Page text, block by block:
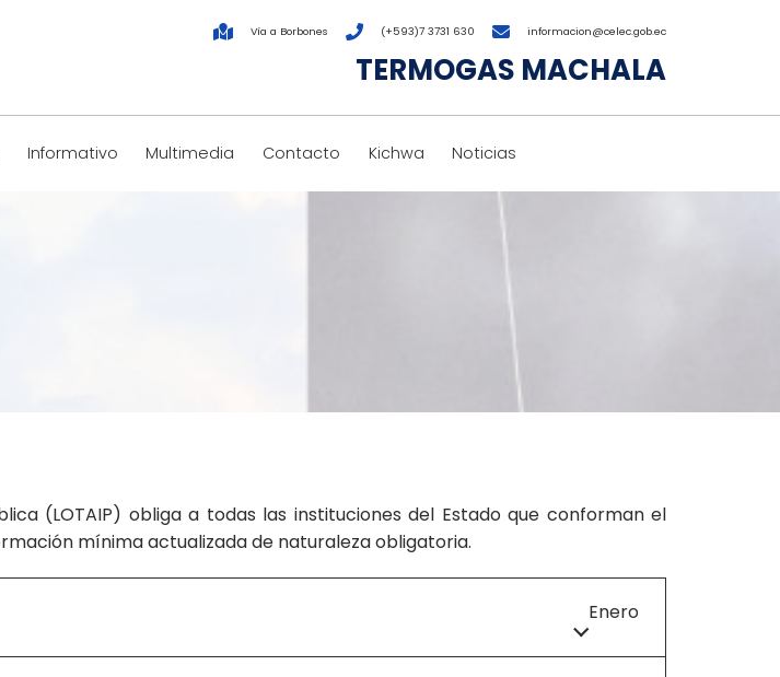
Vía a Borbones (+593)7 3731 630 informacion@celec.gob.ec
TERMOGAS MACHALA
Informativo Multimedia Contacto Kichwa Noticias
(LOTAIP) obliga a todas las instituciones del Estado que conforman el
mínima actualizada de naturaleza obligatoria.
Enero